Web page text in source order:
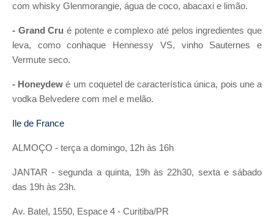
com whisky Glenmorangie, água de coco, abacaxi e limão.
- Grand Cru é potente e complexo até pelos ingredientes que
leva, como conhaque Hennessy VS, vinho Sauternes e
Vermute seco.
- Honeydew é um coquetel de característica única, pois une a
vodka Belvedere com mel e melão.
Ile de France
ALMOÇO - terça a domingo, 12h às 16h
JANTAR - segunda a quinta, 19h às 22h30, sexta e sábado
das 19h às 23h.
Av. Batel, 1550, Espace 4 - Curitiba/PR